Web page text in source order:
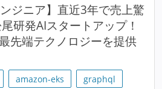
ジニア】直近3年で売上驚
研発AIスタートアップ！
先端テクノロジーを提供
amazon-eks
graphql